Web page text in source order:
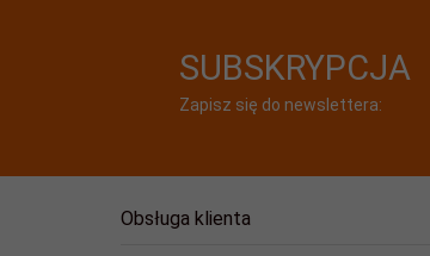
SUBSKRYPCJA
Zapisz się do newslettera:
Obsługa klienta